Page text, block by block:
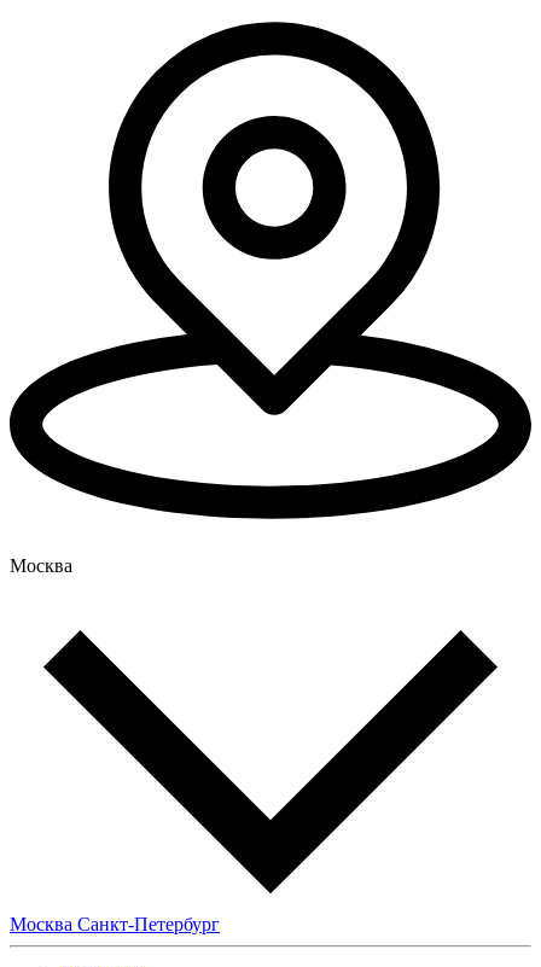
Москва
Москва Санкт-Петербург